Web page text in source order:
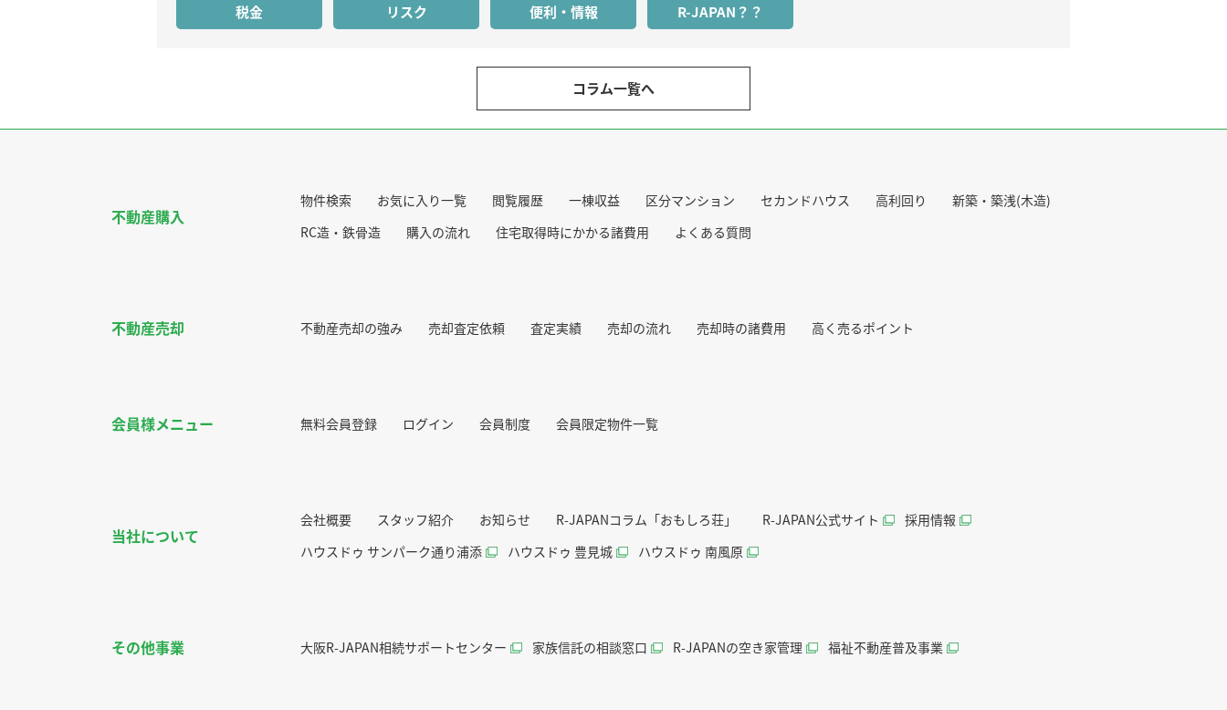
税金 リスク 便利・情報 R-JAPAN？？
コラム一覧へ
不動産購入
物件検索 お気に入り一覧 閲覧履歴 一棟収益 区分マンション セカンドハウス 高利回り
新築・築浅(木造)
RC造・鉄骨造
購入の流れ 住宅取得時にかかる諸費用 よくある質問
不動産売却 不動産売却の強み 売却査定依頼 査定実績 売却の流れ 売却時の諸費用 高く売るポイント
会員様メニュー 無料会員登録 ログイン 会員制度 会員限定物件一覧
当社について
会社概要 スタッフ紹介 お知らせ R-JAPANコラム「おもしろ荘」 R-JAPAN公式サイト
採用情報
ハウスドゥ サンパーク通り浦添
ハウスドゥ 豊見城 ハウスドゥ 南風原
その他事業 大阪R-JAPAN相続サポートセンター 家族信託の相談窓口 R-JAPANの空き家管理 福祉不動産普及事業